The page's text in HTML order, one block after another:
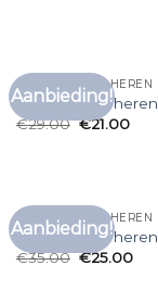
Aanbieding!
T SHIRT KOPEN HEREN
t shirt kopen heren
€29.00 €21.00
Aanbieding!
T SHIRT KOPEN HEREN
t shirt kopen heren
€35.00 €25.00